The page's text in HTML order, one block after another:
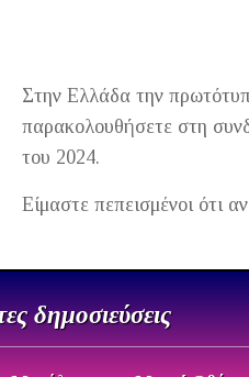
Στην Ελλάδα την
παρακολουθήσετε στη
του 2024.
Είμαστε πεπεισμένοι ότι
δημοσιεύσεις